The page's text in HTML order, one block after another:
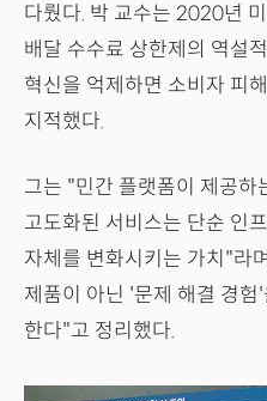
다뤘다. 박 교수는 2020년
배달 수수료 상한제의 역설
혁신을 억제하면 소비자 피
지적했다.
그는 "민간 플랫폼이 제공하
고도화된 서비스는 단순 인
자체를 변화시키는 가치"라
제품이 아닌 '문제 해결 경
한다"고 정리했다.